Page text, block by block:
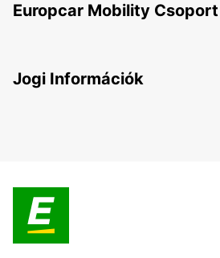
Europcar Mobility Csoport
Jogi Információk